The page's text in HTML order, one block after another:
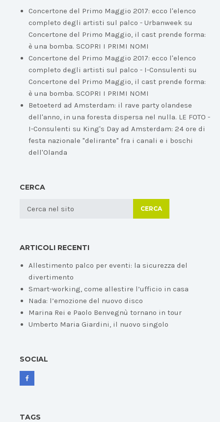
Concertone del Primo Maggio 2017: ecco l'elenco
completo degli artisti sul palco - Urbanweek su
Concertone del Primo Maggio, il cast prende forma:
è una bomba. SCOPRI I PRIMI NOMI
Concertone del Primo Maggio 2017: ecco l'elenco
completo degli artisti sul palco - I-Consulenti su
Concertone del Primo Maggio, il cast prende forma:
è una bomba. SCOPRI I PRIMI NOMI
Betoeterd ad Amsterdam: il rave party olandese
dell'anno, in una foresta dispersa nel nulla. LE FOTO -
I-Consulenti su King's Day ad Amsterdam: 24 ore di
festa nazionale "delirante" fra i canali e i boschi
dell'Olanda
CERCA
CERCA
ARTICOLI RECENTI
Allestimento palco per eventi: la sicurezza del
divertimento
Smart-working, come allestire l’ufficio in casa
Nada: l’emozione del nuovo disco
Marina Rei e Paolo Benvegnù tornano in tour
Umberto Maria Giardini, il nuovo singolo
SOCIAL
TAGS